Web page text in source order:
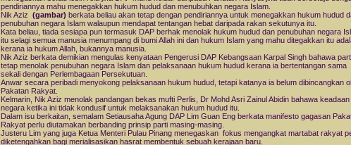
pendiriannya mahu menegakkan hukum hudud dan menubuhkan negara Islam.
Nik Aziz (gambar) berkata beliau akan tetap dengan pendiriannya untuk menegakkan hukum hudud
penubuhan negara Islam walaupun mendapat tentangan hebat daripada rakan sekutunya itu.
Kata beliau, tiada sesiapa pun termasuk DAP berhak menolak hukum hudud dan penubuhan negara
itu selagi semua manusia menumpang di bumi Allah ini dan hukum Islam yang mahu ditegakkan itu
kerana ia hukum Allah, bukannya manusia.
Nik Aziz berkata demikian mengulas kenyataan Pengerusi DAP Kebangsaan Karpal Singh bahawa
tetap menolak penubuhan negara Islam dan pelaksanaan hukum hudud kerana ia bertentangan sama
sekali dengan Perlembagaan Persekutuan.
Anwar secara peribadi menyokong pelaksanaan hukum hudud, tetapi katanya ia belum dibincangkan
Pakatan Rakyat.
Kelmarin, Nik Aziz menolak pandangan bekas mufti Perlis, Dr Mohd Asri Zainul Abidin bahawa keadaan
negara ketika ini tidak kondusif untuk melaksanakan hukum hudud itu.
Dalam isu berkaitan, semalam Setiausaha Agung DAP Lim Guan Eng berkata manifesto gagasan
Rakyat perlu diutamakan berbanding prinsip parti masing-masing.
Justeru Lim yang juga Ketua Menteri Pulau Pinang menegaskan fokus mengangkat martabat rakyat
diketengahkan bagi merialisasikan hasrat membentuk sebuah kerajaan baru.